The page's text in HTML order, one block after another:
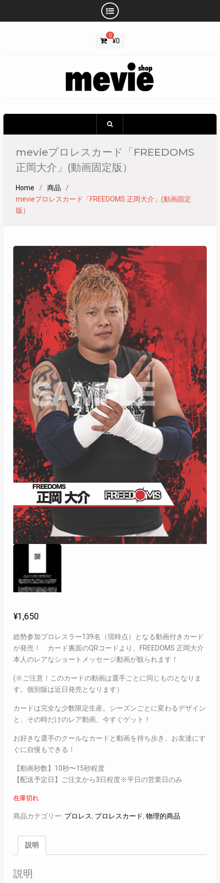
0
¥0
mevieプロレスカード「FREEDOMS
正岡大介」(動画固定版）
Home
商品
mevieプロレスカード「FREEDOMS 正岡大介」(動画固定
版）
¥1,650
総勢参加プロレスラー139名（現時点）となる動画付きカード
が発売！ カード裏面のQRコードより、FREEDOMS 正岡大介
本人のレアなショートメッセージ動画が観られます！
(※ご注意！このカードの動画は選手ごとに同じものとなりま
す。個別版は近日発売となります）
カードは完全な少数限定生産。シーズンごとに変わるデザイン
と、その時だけのレア動画、今すぐゲット！
お好きな選手のクールなカードと動画を持ち歩き、お友達にす
ぐに自慢もできる！
【動画秒数】10秒〜15秒程度
【配送予定日】ご注文から3日程度※平日の営業日のみ
在庫切れ
商品カテゴリー: プロレス, プロレスカード, 物理的商品
説明
説明